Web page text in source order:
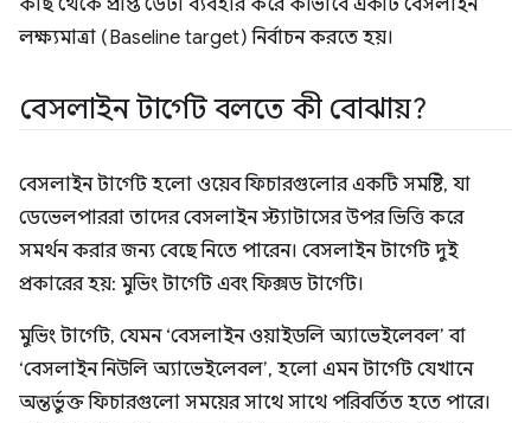
কাছ থেকে প্রাপ্ত ডেটা ব্যবহার করে কীভাবে একটি বেসলাইন
লক্ষ্যমাত্রা (Baseline target) নির্বাচন করতে হয়।
বেসলাইন টার্গেট বলতে কী বোঝায়?
বেসলাইন টার্গেট হলো ওয়েব ফিচারগুলোর একটি সমষ্টি, যা
ডেভেলপাররা তাদের বেসলাইন স্ট্যাটাসের উপর ভিত্তি করে
সমর্থন করার জন্য বেছে নিতে পারেন। বেসলাইন টার্গেট দুই
প্রকারের হয়: মুভিং টার্গেট এবং ফিক্সড টার্গেট।
মুভিং টার্গেট, যেমন ‘বেসলাইন ওয়াইডলি অ্যাভেইলেবল’ বা
‘বেসলাইন নিউলি অ্যাভেইলেবল’, হলো এমন টার্গেট যেখানে
অন্তর্ভুক্ত ফিচারগুলো সময়ের সাথে সাথে পরিবর্তিত হতে পারে।